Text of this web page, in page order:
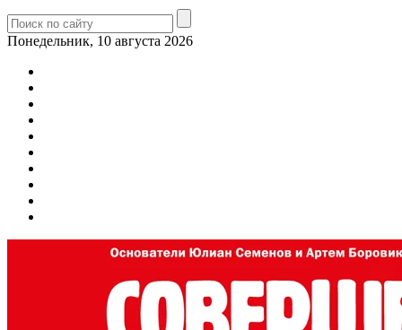
Понедельник, 10 августа 2026